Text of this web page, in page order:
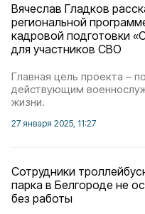
Вячеслав Гладков
региональной
кадровой подготовки
для участников СВО
Главная цель проекта –
действующим
жизни.
27 января 2025, 11:27
Сотрудники
парка в Белгороде не
без работы